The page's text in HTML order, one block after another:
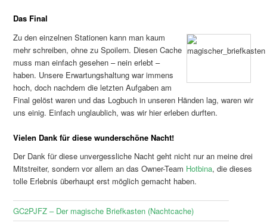
Das Final
Zu den einzelnen Stationen kann man kaum
mehr schreiben, ohne zu Spoilern. Diesen Cache
muss man einfach gesehen – nein erlebt –
haben. Unsere Erwartungshaltung war immens
hoch, doch nachdem die letzten Aufgaben am
Final gelöst waren und das Logbuch in unseren Händen lag, waren wir
uns einig. Einfach unglaublich, was wir hier erleben durften.
Vielen Dank für diese wunderschöne Nacht!
Der Dank für diese unvergessliche Nacht geht nicht nur an meine drei
Mitstreiter, sondern vor allem an das Owner-Team Hotbina, die dieses
tolle Erlebnis überhaupt erst möglich gemacht haben.
GC2PJFZ – Der magische Briefkasten (Nachtcache)